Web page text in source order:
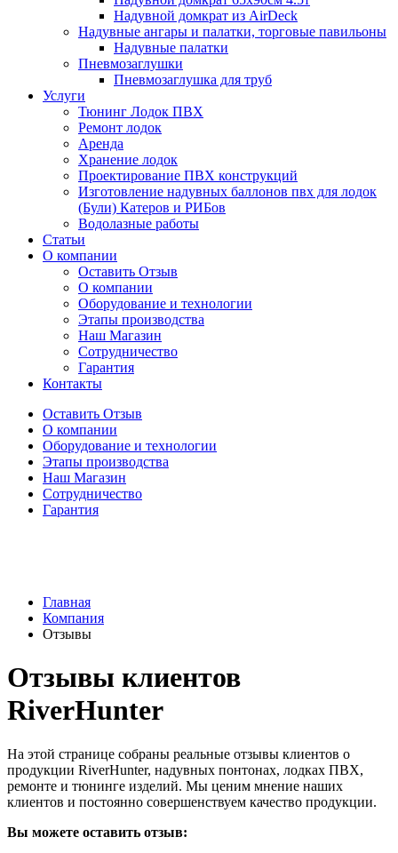
Надувной домкрат из AirDeck
Надувные ангары и палатки, торговые павильоны
Надувные палатки
Пневмозаглушки
Пневмозаглушка для труб
Услуги
Тюнинг Лодок ПВХ
Ремонт лодок
Аренда
Хранение лодок
Проектирование ПВХ конструкций
Изготовление надувных баллонов пвх для лодок
(Були) Катеров и РИБов
Водолазные работы
Статьи
О компании
Оставить Отзыв
О компании
Оборудование и технологии
Этапы производства
Наш Магазин
Сотрудничество
Гарантия
Контакты
Оставить Отзыв
О компании
Оборудование и технологии
Этапы производства
Наш Магазин
Сотрудничество
Гарантия
Главная
Компания
Отзывы
Отзывы клиентов
RiverHunter
На этой странице собраны реальные отзывы клиентов о
продукции RiverHunter, надувных понтонах, лодках ПВХ,
ремонте и тюнинге изделий. Мы ценим мнение наших
клиентов и постоянно совершенствуем качество продукции.
Вы можете оставить отзыв: